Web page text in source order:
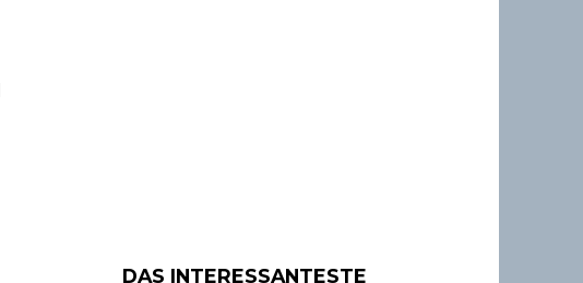
DAS INTERESSANTESTE